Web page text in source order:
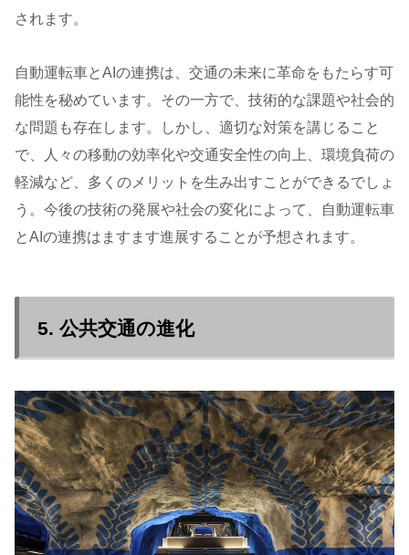
されます。
自動運転車とAIの連携は、交通の未来に革命をもたらす可
能性を秘めています。その一方で、技術的な課題や社会的
な問題も存在します。しかし、適切な対策を講じること
で、人々の移動の効率化や交通安全性の向上、環境負荷の
軽減など、多くのメリットを生み出すことができるでしょ
う。今後の技術の発展や社会の変化によって、自動運転車
とAIの連携はますます進展することが予想されます。
5. 公共交通の進化